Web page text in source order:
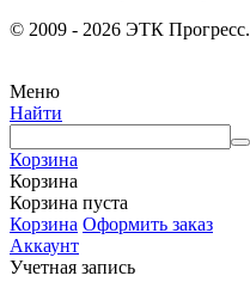
© 2009 - 2026 ЭТК
Меню
Найти
Корзина
Корзина
Корзина пуста
Корзина Оформить заказ
Аккаунт
Учетная запись